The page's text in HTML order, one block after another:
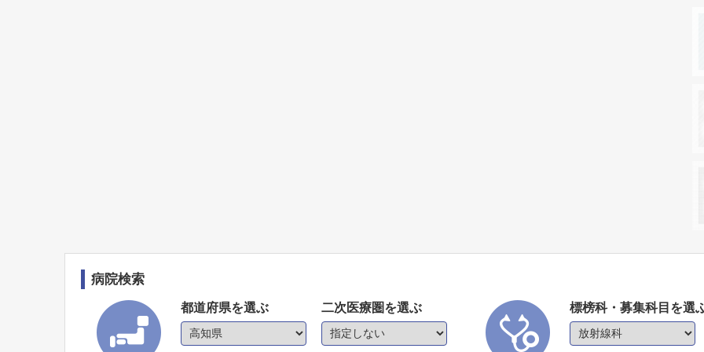
病院検索
都道府県を選ぶ 二次医療圏を選ぶ 標榜科・募集科目を選